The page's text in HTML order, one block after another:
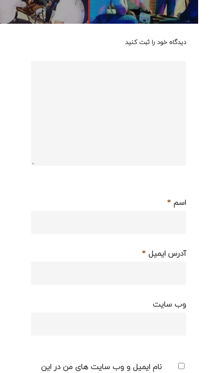
دیدگاه خود را ثبت کنید
اسم *
آدرس ایمیل *
وب سایت
نام ایمیل و وب سایت های من در این